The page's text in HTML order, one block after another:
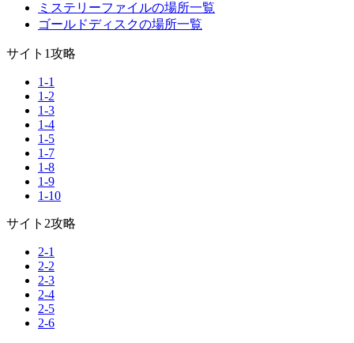
ミステリーファイルの場所一覧
ゴールドディスクの場所一覧
サイト1攻略
1-1
1-2
1-3
1-4
1-5
1-7
1-8
1-9
1-10
サイト2攻略
2-1
2-2
2-3
2-4
2-5
2-6